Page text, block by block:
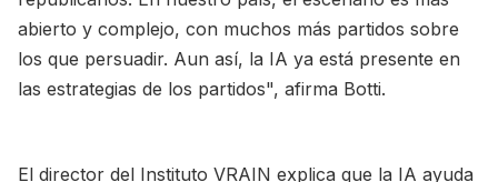
abierto y complejo, con muchos más partidos sobre
los que persuadir. Aun así, la IA ya está presente en
las estrategias de los partidos", afirma Botti.
El director del Instituto VRAIN explica que la IA ayuda